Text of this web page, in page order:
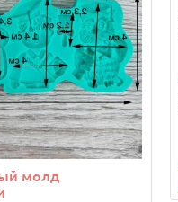
молд